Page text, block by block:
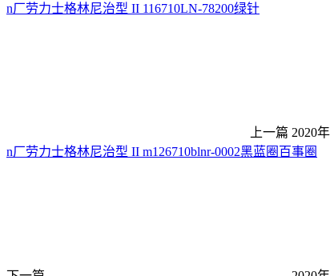
n厂劳力士格林尼治型 II 116710LN-78200绿针
上一篇 2020
n厂劳力士格林尼治型 II m126710blnr-0002黑蓝圈百事圈